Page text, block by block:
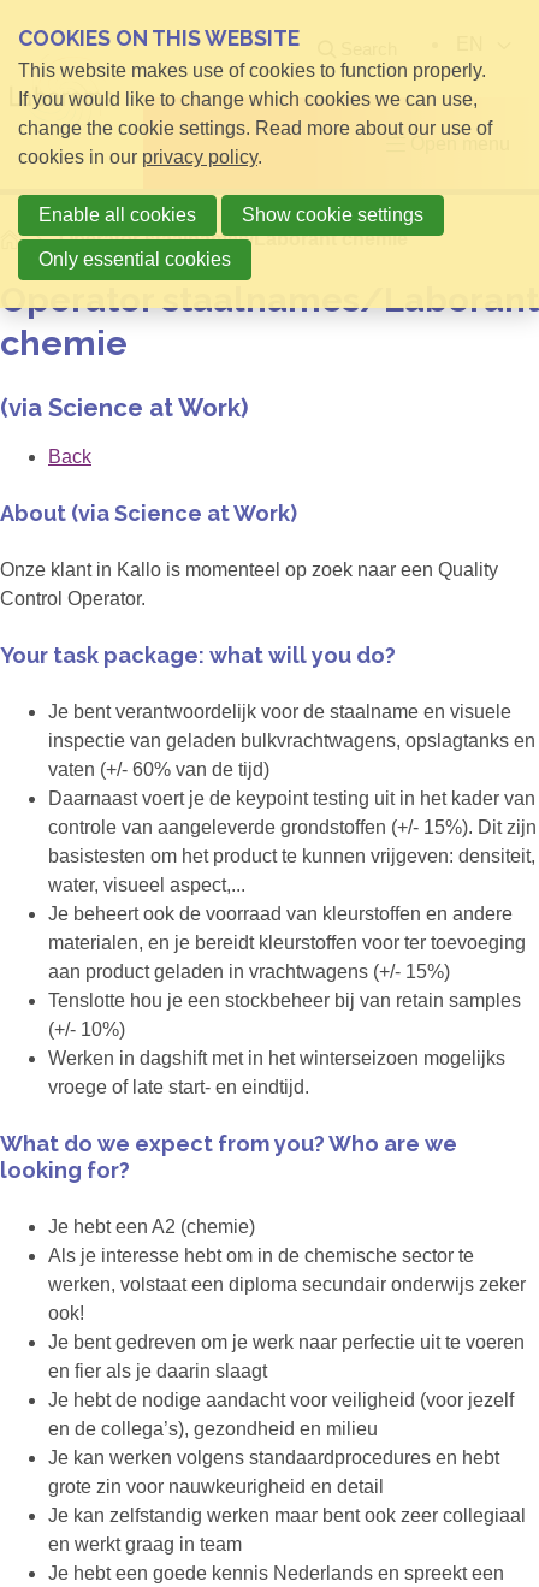
HomeOperator staalnames/Laborant chemie
Operator staalnames/Laborant
chemie
(via Science at Work)
Back
About (via Science at Work)
Onze klant in Kallo is momenteel op zoek naar een Quality
Control Operator.
Your task package: what will you do?
Je bent verantwoordelijk voor de staalname en visuele
inspectie van geladen bulkvrachtwagens, opslagtanks en
vaten (+/- 60% van de tijd)
Daarnaast voert je de keypoint testing uit in het kader van
controle van aangeleverde grondstoffen (+/- 15%). Dit zijn
basistesten om het product te kunnen vrijgeven: densiteit,
water, visueel aspect,...
Je beheert ook de voorraad van kleurstoffen en andere
materialen, en je bereidt kleurstoffen voor ter toevoeging
aan product geladen in vrachtwagens (+/- 15%)
Tenslotte hou je een stockbeheer bij van retain samples
(+/- 10%)
Werken in dagshift met in het winterseizoen mogelijks
vroege of late start- en eindtijd.
What do we expect from you? Who are we
looking for?
Je hebt een A2 (chemie)
Als je interesse hebt om in de chemische sector te
werken, volstaat een diploma secundair onderwijs zeker
ook!
Je bent gedreven om je werk naar perfectie uit te voeren
en fier als je daarin slaagt
Je hebt de nodige aandacht voor veiligheid (voor jezelf
en de collega’s), gezondheid en milieu
Je kan werken volgens standaardprocedures en hebt
grote zin voor nauwkeurigheid en detail
Je kan zelfstandig werken maar bent ook zeer collegiaal
en werkt graag in team
Je hebt een goede kennis Nederlands en spreekt een
COOKIES ON THIS WEBSITE
This website makes use of cookies to function properly.
If you would like to change which cookies we can use,
change the cookie settings. Read more about our use of
cookies in our privacy policy.
Enable all cookies Show cookie settings
Only essential cookies